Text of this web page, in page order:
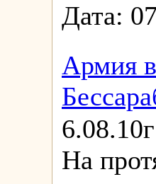
Дата:
Армия
6.08.10г
На